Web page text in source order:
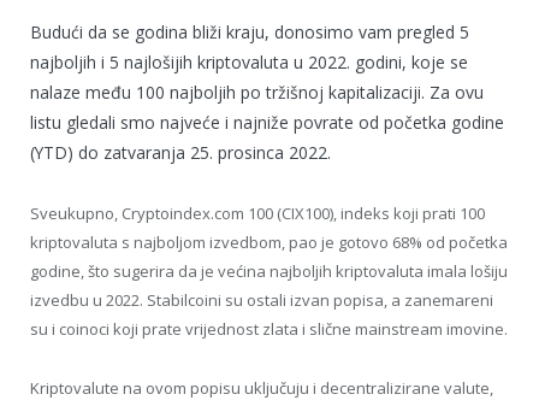
Budući da se godina bliži kraju, donosimo vam pregled 5
najboljih i 5 najlošijih kriptovaluta u 2022. godini, koje se
nalaze među 100 najboljih po tržišnoj kapitalizaciji. Za ovu
listu gledali smo najveće i najniže povrate od početka godine
(YTD) do zatvaranja 25. prosinca 2022.
Sveukupno, Cryptoindex.com 100 (CIX100), indeks koji prati 100
kriptovaluta s najboljom izvedbom, pao je gotovo 68% od početka
godine, što sugerira da je većina najboljih kriptovaluta imala lošiju
izvedbu u 2022. Stabilcoini su ostali izvan popisa, a zanemareni
su i coinoci koji prate vrijednost zlata i slične mainstream imovine.
Kriptovalute na ovom popisu uključuju i decentralizirane valute,